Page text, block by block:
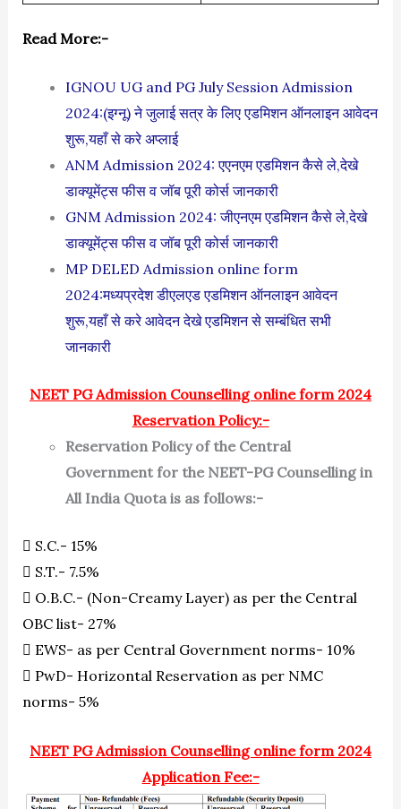
Read More:-
IGNOU UG and PG July Session Admission
2024:(इग्नू) ने जुलाई सत्र के लिए एडमिशन ऑनलाइन आवेदन
शुरू,यहाँ से करे अप्लाई
ANM Admission 2024: एएनएम एडमिशन कैसे ले,देखे
डाक्यूमेंट्स फीस व जॉब पूरी कोर्स जानकारी
GNM Admission 2024: जीएनएम एडमिशन कैसे ले,देखे
डाक्यूमेंट्स फीस व जॉब पूरी कोर्स जानकारी
MP DELED Admission online form
2024:मध्यप्रदेश डीएलएड एडमिशन ऑनलाइन आवेदन
शुरू,यहाँ से करे आवेदन देखे एडमिशन से सम्बंधित सभी
जानकारी
NEET PG Admission Counselling online form 2024
Reservation Policy:-
Reservation Policy of the Central
Government for the NEET-PG Counselling in
All India Quota is as follows:-
 S.C.- 15%
 S.T.- 7.5%
 O.B.C.- (Non-Creamy Layer) as per the Central
OBC list- 27%
 EWS- as per Central Government norms- 10%
 PwD- Horizontal Reservation as per NMC
norms- 5%
NEET PG Admission Counselling online form 2024
Application Fee:-